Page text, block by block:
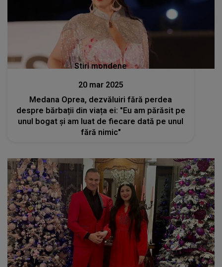
Stiri mondene
20 mar 2025
Medana Oprea, dezvăluiri fără perdea
despre bărbații din viața ei: "Eu am părăsit pe
unul bogat și am luat de fiecare dată pe unul
fără nimic"